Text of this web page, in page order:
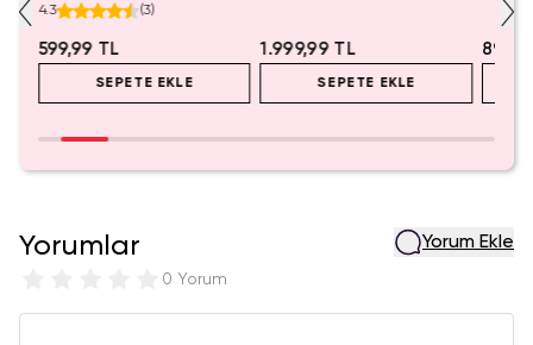
Koleksiyonluk Blind Box
4.3 (3)
599,99 TL
SEPETE EKLE
1.999,99 TL
SEPETE EKLE
mL –
Yorumlar
0 Yorum
Yorum Ekle